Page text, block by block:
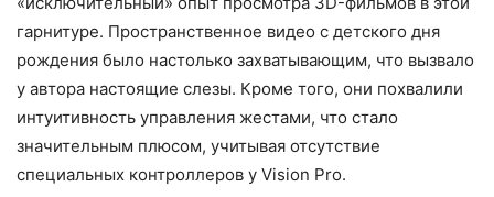
гарнитуре. Пространственное видео с детского дня
рождения было настолько захватывающим, что вызвало
у автора настоящие слезы. Кроме того, они похвалили
интуитивность управления жестами, что стало
значительным плюсом, учитывая отсутствие
специальных контроллеров у Vision Pro.